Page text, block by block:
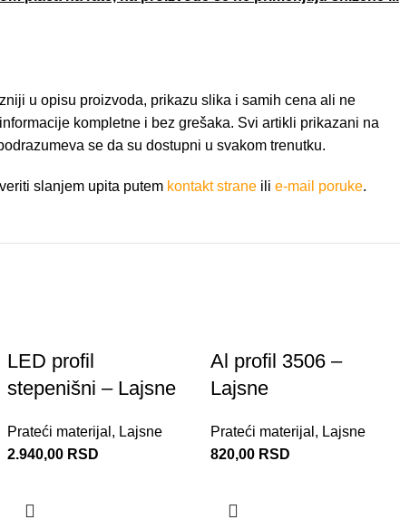
u opisu proizvoda, prikazu slika i samih cena ali ne
kompletne i bez grešaka. Svi artikli prikazani na
se da su dostupni u svakom trenutku.
slanjem upita putem kontakt strane ili e-mail poruke.
LED profil
stepenišni – Lajsne
Prateći materijal , Lajsne
2.940,00 RSD
Al profil 3506 –
Lajsne
Prateći materijal , Lajsne
820,00 RSD